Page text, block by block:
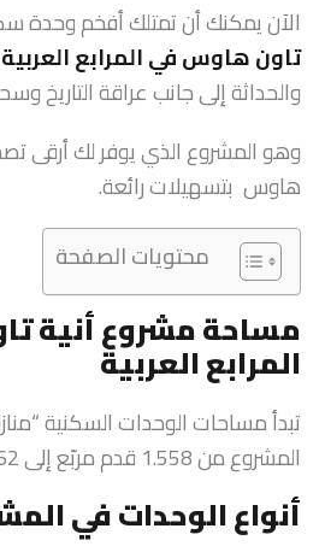
الآن يمكنك أن تمتلك أفخم
تاون هاوس في المرابع العربية
والحداثة إلى جانب عراقة التاريخ
وهو المشروع الذي يوفر لك أرقى
هاوس بتسهيلات رائعة.
محتويات الصفحة
مساحة مشروع أنية
المرابع العربية
تبدأ مساحات الوحدات السكنية
المشروع من 1.558 قدم مربّع إلى 2.662 قدم مربّع.
أنواع الوحدات في